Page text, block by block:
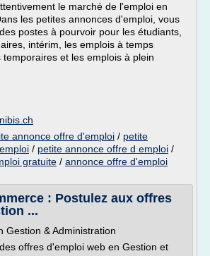
le marché de l'emploi en
les petites annonces d'emploi, vous
postes à pourvoir pour les étudiants,
intérim, les emplois à temps
temporaires et les emplois à plein
annonce offre d'emploi / petite
/ petite annonce offre d emploi /
gratuite / annonce offre d'emploi
: Postulez aux offres
...
Gestion & Administration
offres d'emploi web en Gestion et